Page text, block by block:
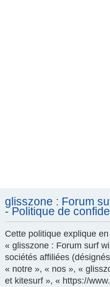
glisszone : Forum
- Politique de
Cette politique explique
« glisszone : Forum surf
sociétés affiliées
« notre », « nos », «
et kitesurf », « https://